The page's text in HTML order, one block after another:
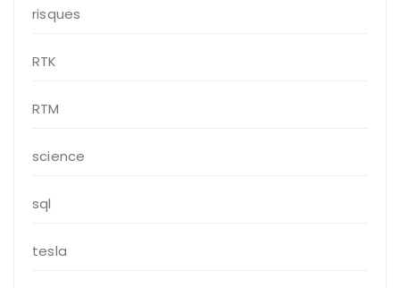
risques
RTK
RTM
science
sql
tesla